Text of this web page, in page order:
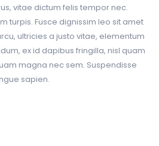
vitae dictum felis tempor nec.
turpis. Fusce dignissim leo sit amet
ultricies a justo vitae, elementum
ex id dapibus fringilla, nisl quam
magna nec sem. Suspendisse
sapien.